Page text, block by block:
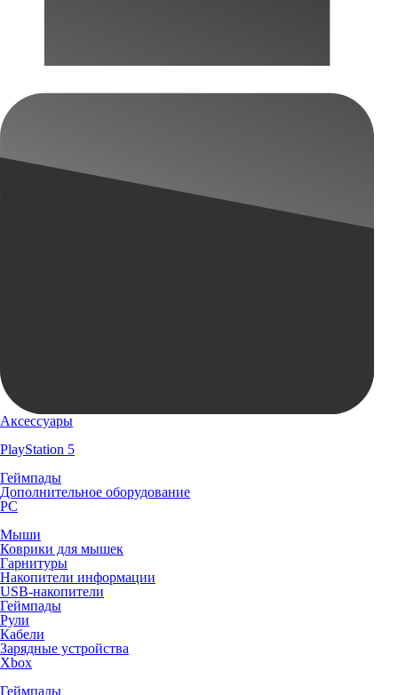
Аксессуары
PlayStation 5
Геймпады
Дополнительное оборудование
PC
Мыши
Коврики для мышек
Гарнитуры
Накопители информации
USB-накопители
Геймпады
Рули
Кабели
Зарядные устройства
Xbox
Геймпады